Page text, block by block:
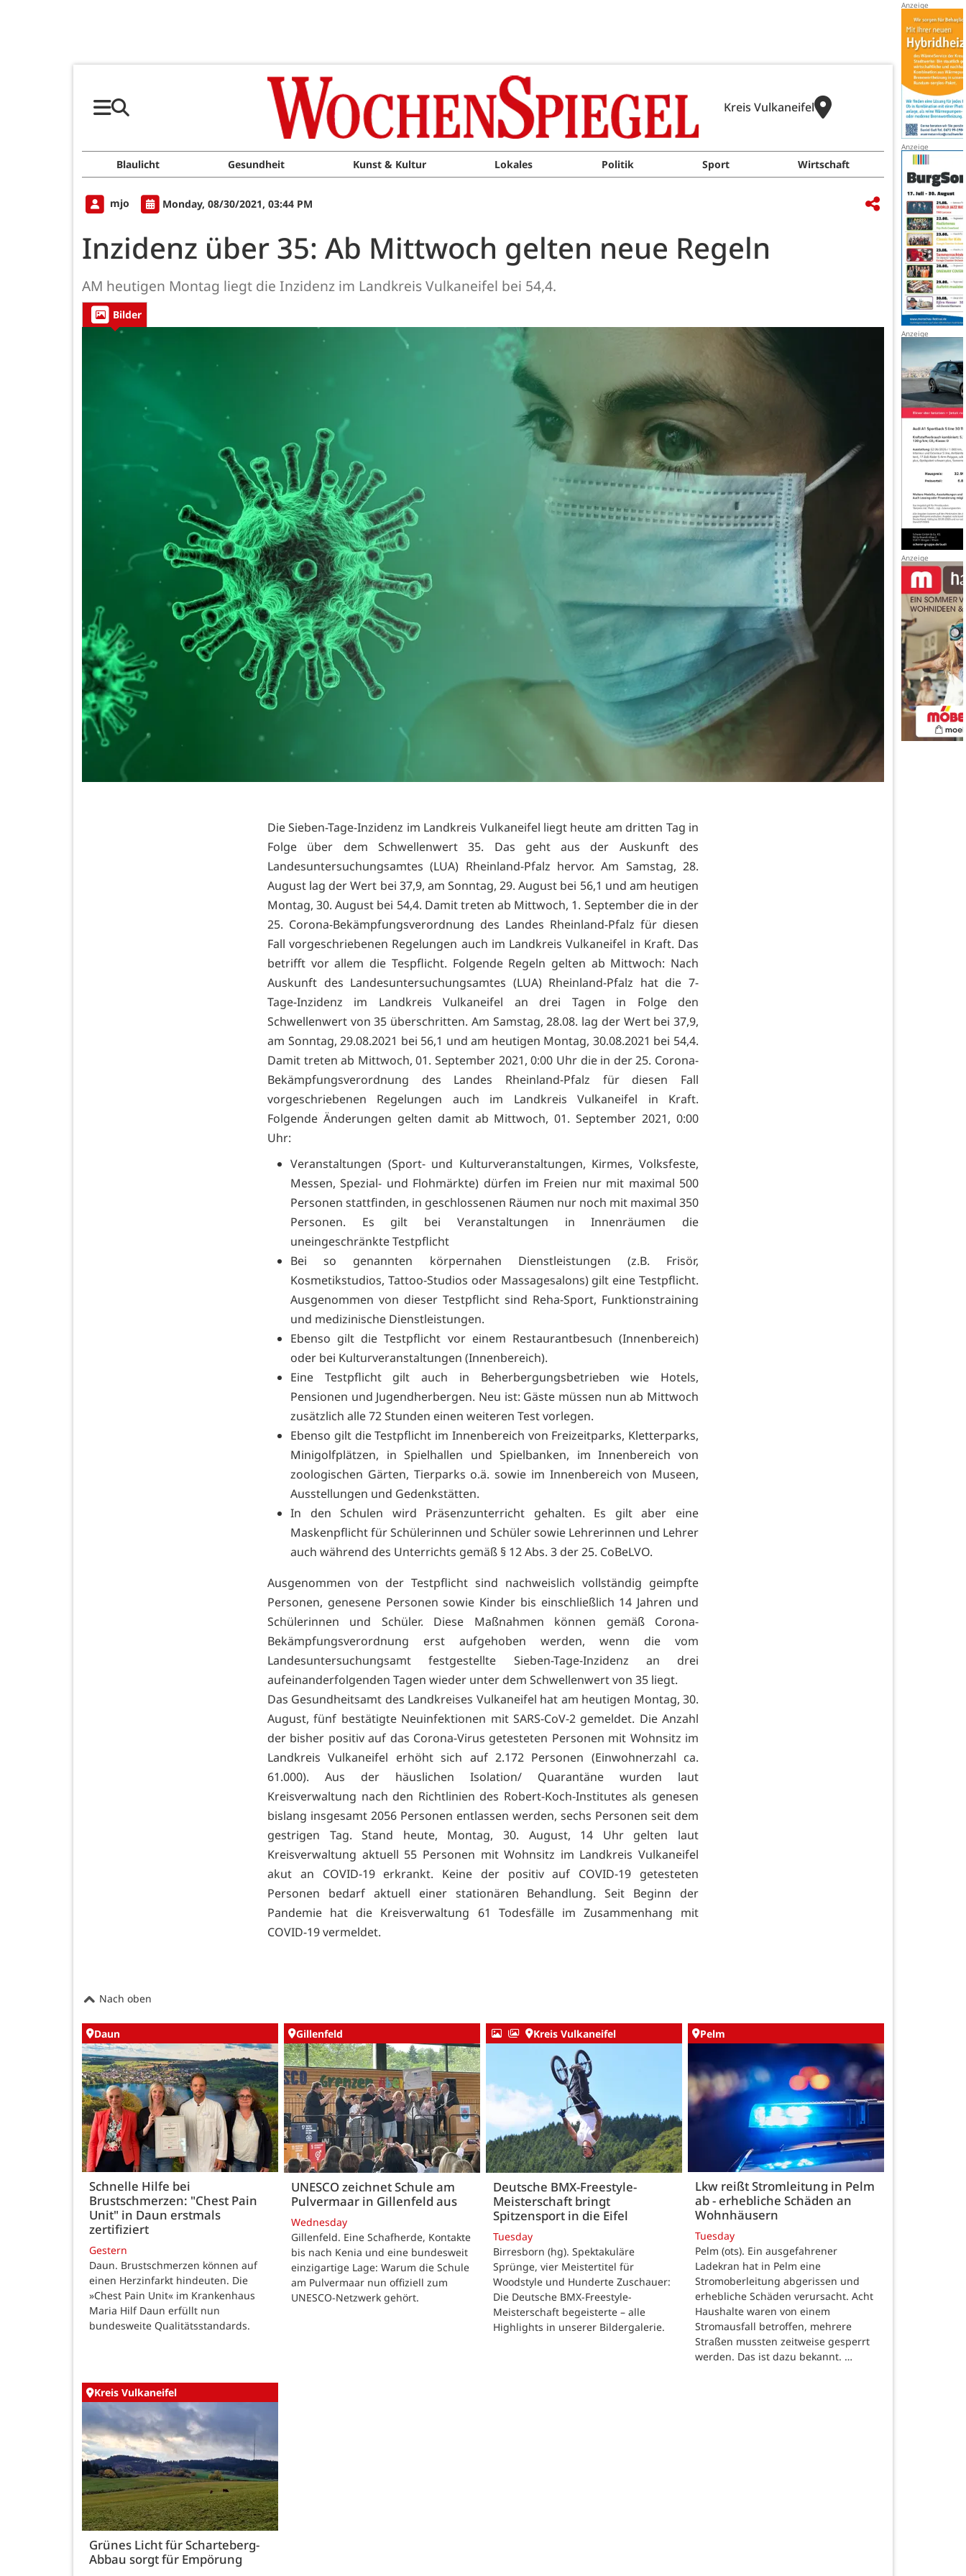
Kreis Vulkaneifel
Blaulicht Gesundheit Kunst & Kultur Lokales Politik Sport Wirtschaft
mjo Monday, 08/30/2021, 03:44 PM
Inzidenz über 35: Ab Mittwoch gelten neue Regeln
AM heutigen Montag liegt die Inzidenz im Landkreis Vulkaneifel bei 54,4.
Bilder
Die Sieben-Tage-Inzidenz im Landkreis Vulkaneifel liegt heute am dritten Tag in
Folge über dem Schwellenwert 35. Das geht aus der Auskunft des
Landesuntersuchungsamtes (LUA) Rheinland-Pfalz hervor. Am Samstag, 28.
August lag der Wert bei 37,9, am Sonntag, 29. August bei 56,1 und am heutigen
Montag, 30. August bei 54,4. Damit treten ab Mittwoch, 1. September die in der
25. Corona-Bekämpfungsverordnung des Landes Rheinland-Pfalz für diesen
Fall vorgeschriebenen Regelungen auch im Landkreis Vulkaneifel in Kraft. Das
betrifft vor allem die Tespflicht. Folgende Regeln gelten ab Mittwoch: Nach
Auskunft des Landesuntersuchungsamtes (LUA) Rheinland-Pfalz hat die 7-
Tage-Inzidenz im Landkreis Vulkaneifel an drei Tagen in Folge den
Schwellenwert von 35 überschritten. Am Samstag, 28.08. lag der Wert bei 37,9,
am Sonntag, 29.08.2021 bei 56,1 und am heutigen Montag, 30.08.2021 bei 54,4.
Damit treten ab Mittwoch, 01. September 2021, 0:00 Uhr die in der 25. Corona-
Bekämpfungsverordnung des Landes Rheinland-Pfalz für diesen Fall
vorgeschriebenen Regelungen auch im Landkreis Vulkaneifel in Kraft.
Folgende Änderungen gelten damit ab Mittwoch, 01. September 2021, 0:00
Uhr:
Veranstaltungen (Sport- und Kulturveranstaltungen, Kirmes, Volksfeste,
Messen, Spezial- und Flohmärkte) dürfen im Freien nur mit maximal 500
Personen stattfinden, in geschlossenen Räumen nur noch mit maximal 350
Personen. Es gilt bei Veranstaltungen in Innenräumen die
uneingeschränkte Testpflicht
Bei so genannten körpernahen Dienstleistungen (z.B. Frisör,
Kosmetikstudios, Tattoo-Studios oder Massagesalons) gilt eine Testpflicht.
Ausgenommen von dieser Testpflicht sind Reha-Sport, Funktionstraining
und medizinische Dienstleistungen.
Ebenso gilt die Testpflicht vor einem Restaurantbesuch (Innenbereich)
oder bei Kulturveranstaltungen (Innenbereich).
Eine Testpflicht gilt auch in Beherbergungsbetrieben wie Hotels,
Pensionen und Jugendherbergen. Neu ist: Gäste müssen nun ab Mittwoch
zusätzlich alle 72 Stunden einen weiteren Test vorlegen.
Ebenso gilt die Testpflicht im Innenbereich von Freizeitparks, Kletterparks,
Minigolfplätzen, in Spielhallen und Spielbanken, im Innenbereich von
zoologischen Gärten, Tierparks o.ä. sowie im Innenbereich von Museen,
Ausstellungen und Gedenkstätten.
In den Schulen wird Präsenzunterricht gehalten. Es gilt aber eine
Maskenpflicht für Schülerinnen und Schüler sowie Lehrerinnen und Lehrer
auch während des Unterrichts gemäß § 12 Abs. 3 der 25. CoBeLVO.
Ausgenommen von der Testpflicht sind nachweislich vollständig geimpfte
Personen, genesene Personen sowie Kinder bis einschließlich 14 Jahren und
Schülerinnen und Schüler. Diese Maßnahmen können gemäß Corona-
Bekämpfungsverordnung erst aufgehoben werden, wenn die vom
Landesuntersuchungsamt festgestellte Sieben-Tage-Inzidenz an drei
aufeinanderfolgenden Tagen wieder unter dem Schwellenwert von 35 liegt.
Das Gesundheitsamt des Landkreises Vulkaneifel hat am heutigen Montag, 30.
August, fünf bestätigte Neuinfektionen mit SARS-CoV-2 gemeldet. Die Anzahl
der bisher positiv auf das Corona-Virus getesteten Personen mit Wohnsitz im
Landkreis Vulkaneifel erhöht sich auf 2.172 Personen (Einwohnerzahl ca.
61.000). Aus der häuslichen Isolation/ Quarantäne wurden laut
Kreisverwaltung nach den Richtlinien des Robert-Koch-Institutes als genesen
bislang insgesamt 2056 Personen entlassen werden, sechs Personen seit dem
gestrigen Tag. Stand heute, Montag, 30. August, 14 Uhr gelten laut
Kreisverwaltung aktuell 55 Personen mit Wohnsitz im Landkreis Vulkaneifel
akut an COVID-19 erkrankt. Keine der positiv auf COVID-19 getesteten
Personen bedarf aktuell einer stationären Behandlung. Seit Beginn der
Pandemie hat die Kreisverwaltung 61 Todesfälle im Zusammenhang mit
COVID-19 vermeldet.
Nach oben
Daun
Schnelle Hilfe bei
Brustschmerzen: "Chest Pain
Unit" in Daun erstmals
zertifiziert
Gestern
Daun. Brustschmerzen können auf
einen Herzinfarkt hindeuten. Die
»Chest Pain Unit« im Krankenhaus
Maria Hilf Daun erfüllt nun
bundesweite Qualitätsstandards.
Gillenfeld
UNESCO zeichnet Schule am
Pulvermaar in Gillenfeld aus
Wednesday
Gillenfeld. Eine Schafherde, Kontakte
bis nach Kenia und eine bundesweit
einzigartige Lage: Warum die Schule
am Pulvermaar nun offiziell zum
UNESCO-Netzwerk gehört.
Kreis Vulkaneifel
Deutsche BMX-Freestyle-
Meisterschaft bringt
Spitzensport in die Eifel
Tuesday
Birresborn (hg). Spektakuläre
Sprünge, vier Meistertitel für
Woodstyle und Hunderte Zuschauer:
Die Deutsche BMX-Freestyle-
Meisterschaft begeisterte – alle
Highlights in unserer Bildergalerie.
Pelm
Lkw reißt Stromleitung in Pelm
ab - erhebliche Schäden an
Wohnhäusern
Tuesday
Pelm (ots). Ein ausgefahrener
Ladekran hat in Pelm eine
Stromoberleitung abgerissen und
erhebliche Schäden verursacht. Acht
Haushalte waren von einem
Stromausfall betroffen, mehrere
Straßen mussten zeitweise gesperrt
werden. Das ist dazu bekannt. …
Kreis Vulkaneifel
Grünes Licht für Scharteberg-
Abbau sorgt für Empörung